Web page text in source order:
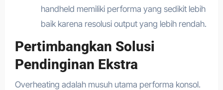
handheld memiliki performa yang sedikit lebih
baik karena resolusi output yang lebih rendah.
Pertimbangkan Solusi
Pendinginan Ekstra
Overheating adalah musuh utama performa konsol.